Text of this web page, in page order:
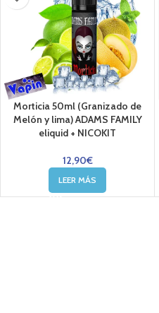
Morticia 50ml (Granizado de
Melón y lima) ADAMS FAMILY
eliquid + NICOKIT
12,90€
LEER MÁS